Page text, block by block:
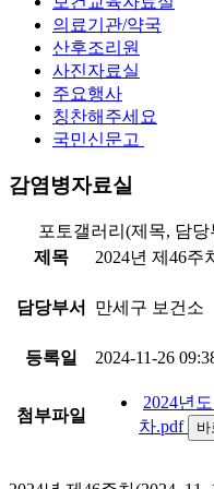
의료기관/약국
산후조리원
사진자료실
주요행사
칭찬해주세요
국민신문고
감염병자료실
포토갤러리(제목, 담
제목
2024년 제46주
담당부서 만세구 보건소
등록일
2024-11-26
첨부파일
2024년
차.pdf
바